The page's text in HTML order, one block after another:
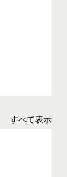
すべて表示